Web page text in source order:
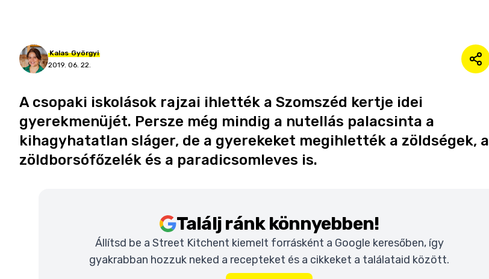
Kalas Györgyi
2019. 06. 22.
A csopaki iskolások rajzai ihlették a Szomszéd kertje idei
gyerekmenüjét. Persze még mindig a nutellás palacsinta a
kihagyhatatlan sláger, de a gyerekeket megihlették a zöldségek, a
zöldborsófőzelék és a paradicsomleves is.
Találj ránk könnyebben!
Állítsd be a Street Kitchent kiemelt forrásként a Google keresőben, így
gyakrabban hozzuk neked a recepteket és a cikkeket a találataid között.